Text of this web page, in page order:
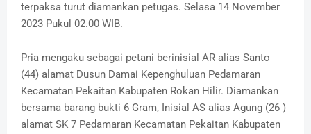
terpaksa turut diamankan petugas. Selasa 14 November
2023 Pukul 02.00 WIB.
Pria mengaku sebagai petani berinisial AR alias Santo
(44) alamat Dusun Damai Kepenghuluan Pedamaran
Kecamatan Pekaitan Kabupaten Rokan Hilir. Diamankan
bersama barang bukti 6 Gram, Inisial AS alias Agung (26 )
alamat SK 7 Pedamaran Kecamatan Pekaitan Kabupaten